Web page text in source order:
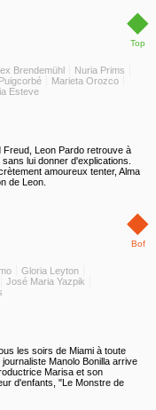
◆
Top
Brendemühl
Nuria Prims
Marieta Orozco
Esteve
Freud, Leon Pardo retrouve à
lui donner d'explications.
amoureux tenter, Alma
de Leon.
◆
Bof
Gloria Leyton
José Maria Yazpik
les soirs de Miami à toute
Manolo Bonilla arrive
Marisa et son
d'enfants, "Le Monstre de